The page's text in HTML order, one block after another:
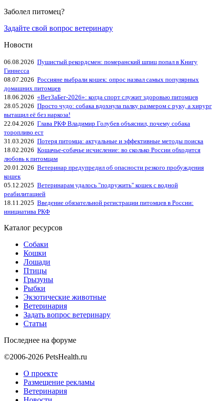
Заболел питомец?
Задайте свой вопрос ветеринару
Новости
06.08.2026 Пушистый рекордсмен: померанский шпиц попал в Книгу
Гиннесса
08.07.2026 Россияне выбрали кошек: опрос назвал самых популярных
домашних питомцев
18.06.2026 «ВетЗаБег‑2026»: когда спорт служит здоровью питомцев
28.05.2026 Просто чудо: собака вдохнула палку размером с руку, а хирург
вытащил её без наркоза!
22.04.2026 Глава РКФ Владимир Голубев объяснил, почему собака
торопливо ест
31.03.2026 Потеря питомца: актуальные и эффективные методы поиска
18.02.2026 Кошачье-собачье исчисление: во сколько России обходится
любовь к питомцам
20.01.2026 Ветеринар предупредил об опасности резкого пробуждения
кошек
05.12.2025 Ветеринарам удалось "подружить" кошек с водной
реабилитацией
18.11.2025 Введение обязательной регистрации питомцев в России:
инициатива РКФ
Каталог ресурсов
Собаки
Кошки
Лошади
Птицы
Грызуны
Рыбки
Экзотические животные
Ветеринария
Задать вопрос ветеринару
Статьи
Последнее на форуме
©2006-2026 PetsHealth.ru
О проекте
Размещение рекламы
Ветеринария